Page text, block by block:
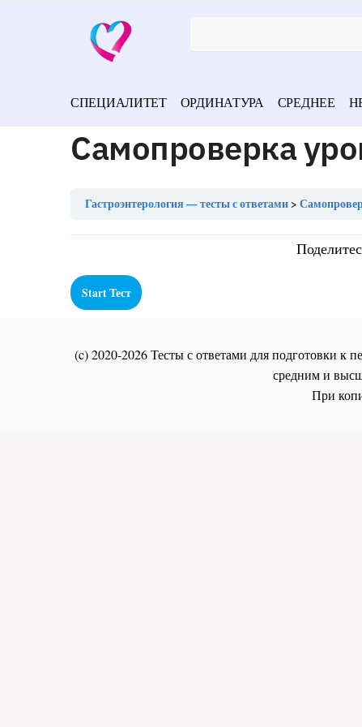
СПЕЦИАЛИТЕТ ОРДИНАТУРА СРЕДНЕЕ
Самопроверка
Гастроэнтерология — тесты с ответами
(c) 2020-2026 Тесты с ответами для подготовки к
средним и
При